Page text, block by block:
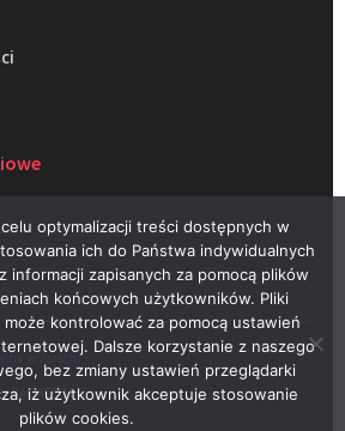
w Żarach
–RAGACOM
optymalizacji treści dostępnych w
ich do Państwa indywidualnych
informacji zapisanych za pomocą plików
końcowych użytkowników. Pliki
kontrolować za pomocą ustawień
Dalsze korzystanie z naszego
bez zmiany ustawień przeglądarki
iż użytkownik akceptuje stosowanie
plików cookies.